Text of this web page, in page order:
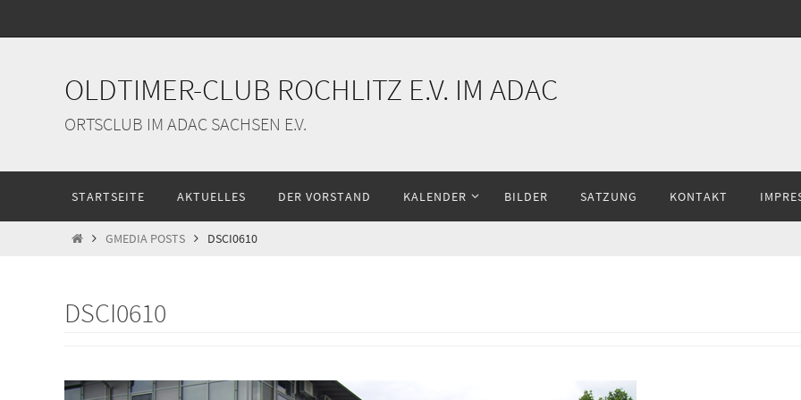
Inhalt
OLDTIMER-CLUB ROCHLITZ E.V. IM ADAC
ORTSCLUB IM ADAC SACHSEN E.V.
springen
STARTSEITE AKTUELLES DER VORSTAND KALENDER BILDER SATZUNG KONTAKT
STARTGMEDIA POSTS DSCI0610
DSCI0610